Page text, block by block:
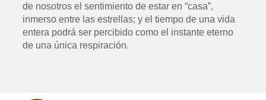
de nosotros el sentimiento de estar en “casa”,
inmerso entre las estrellas; y el tiempo de una vida
entera podrá ser percibido como el instante eterno
de una única respiración.